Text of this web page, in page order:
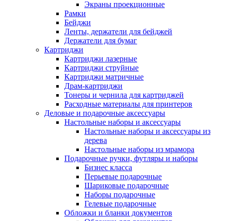
Экраны проекционные
Рамки
Бейджи
Ленты, держатели для бейджей
Держатели для бумаг
Картриджи
Картриджи лазерные
Картриджи струйные
Картриджи матричные
Драм-картриджи
Тонеры и чернила для картриджей
Расходные материалы для принтеров
Деловые и подарочные аксессуары
Настольные наборы и аксессуары
Настольные наборы и аксессуары из
дерева
Настольные наборы из мрамора
Подарочные ручки, футляры и наборы
Бизнес класса
Перьевые подарочные
Шариковые подарочные
Наборы подарочные
Гелевые подарочные
Обложки и бланки документов